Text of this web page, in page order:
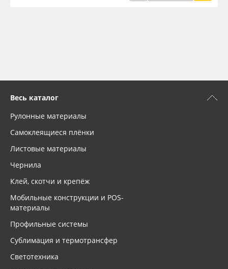
Весь каталог
Рулонные материалы
Самоклеящиеся плёнки
Листовые материалы
Чернила
Клей, скотчи и крепёж
Мобильные конструкции и POS-
материалы
Профильные системы
Сублимация и термотрансфер
Светотехника